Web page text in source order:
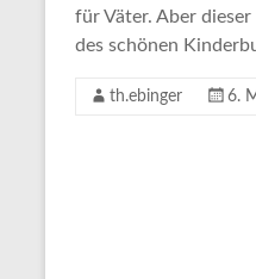
für Väter. Aber
des schönen
th.ebinger 6.